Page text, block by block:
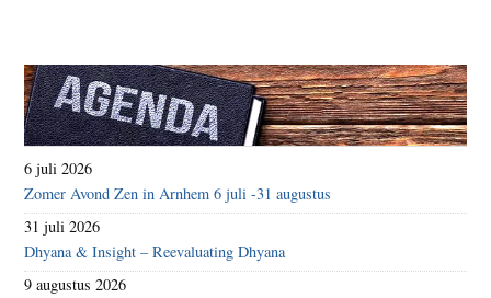
6 juli 2026
Zomer Avond Zen in Arnhem 6 juli -31 augustus
31 juli 2026
Dhyana & Insight – Reevaluating Dhyana
9 augustus 2026